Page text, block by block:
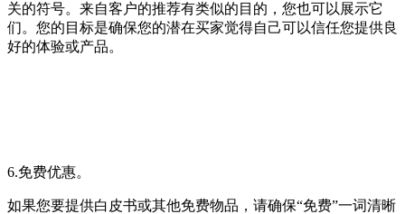
关的符号。来自客户的推荐有类似的目的，您也可以展示它
们。您的目标是确保您的潜在买家觉得自己可以信任您提供良
好的体验或产品。
6.免费优惠。
如果您要提供白皮书或其他免费物品，请确保“免费”一词清晰